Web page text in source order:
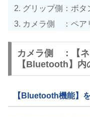
グリップ側：ボ
カメラ側 ：ペア
カメラ側 ：【ネ
【Bluetooth】内
【Bluetooth機能】